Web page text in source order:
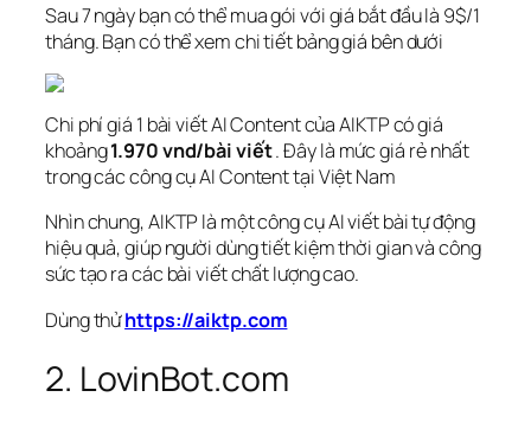
Sau 7 ngày bạn có thể mua gói với giá bắt đầu là 9$/1
tháng. Bạn có thể xem chi tiết bảng giá bên dưới
Chi phí giá 1 bài viết AI Content của AIKTP có giá
khoảng1.970 vnd/bài viết. Đây là mức giá rẻ nhất
trong các công cụ AI Content tại Việt Nam
Nhìn chung, AIKTP là một công cụ AI viết bài tự động
hiệu quả, giúp người dùng tiết kiệm thời gian và công
sức tạo ra các bài viết chất lượng cao.
Dùng thửhttps://aiktp.com
2. LovinBot.com